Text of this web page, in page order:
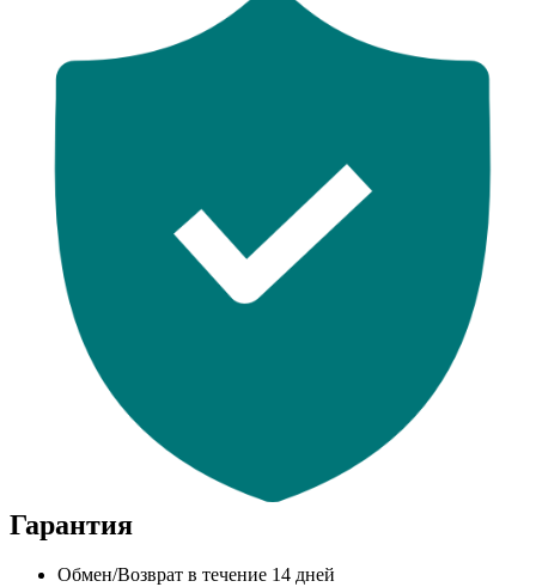
Гарантия
Обмен/Возврат в течение 14 дней